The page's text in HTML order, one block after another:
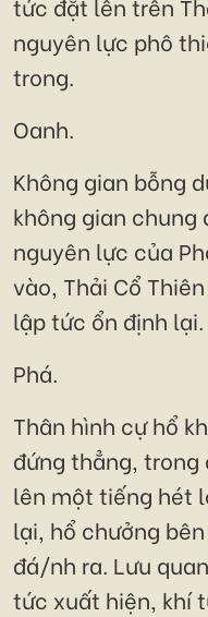
nguyên lực phô
trong.
Oanh.
Không gian bỗng
không gian chung
nguyên lực của
vào, Thải Cổ
lập tức ổn định lại.
Phá.
Thân hình cự hổ
đứng thẳng, trong
lên một tiếng hét
lại, hổ chưởng
đá/nh ra. Lưu
tức xuất hiện, khí